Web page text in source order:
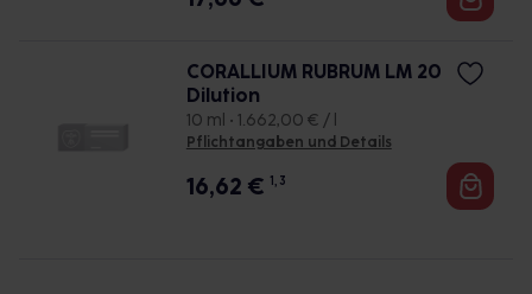
CORALLIUM RUBRUM LM 20
Dilution
10 ml • 1.662,00 € / l
Pflichtangaben und Details
16,62 € 1, 3